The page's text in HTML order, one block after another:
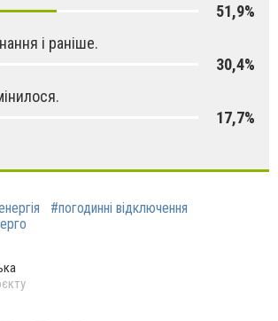
51,9%
і раніше.
30,4%
17,7%
#погодинні відключення